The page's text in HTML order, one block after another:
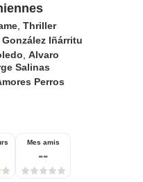
,Thriller
Iñárritu
,Alvaro
Salinas
Perros
Mes amis
--